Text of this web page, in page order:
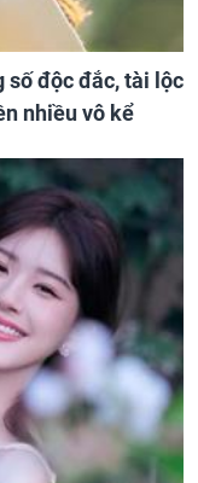
số độc đắc, tài lộc
nhiều vô kể